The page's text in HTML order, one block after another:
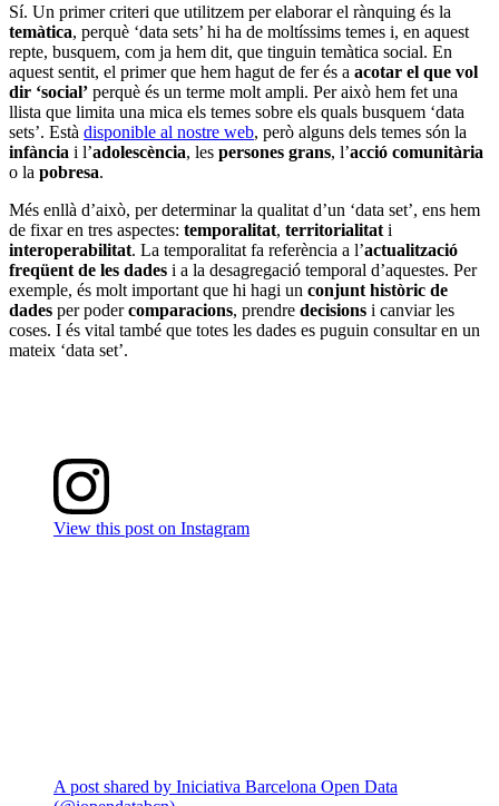
Sí. Un primer criteri que utilitzem per elaborar el rànquing és la
temàtica, perquè ‘data sets’ hi ha de moltíssims temes i, en aquest
repte, busquem, com ja hem dit, que tinguin temàtica social. En
aquest sentit, el primer que hem hagut de fer és a acotar el que vol
dir ‘social’ perquè és un terme molt ampli. Per això hem fet una
llista que limita una mica els temes sobre els quals busquem ‘data
sets’. Està disponible al nostre web, però alguns dels temes són la
infància i l’adolescència, les persones grans, l’acció comunitària
o la pobresa.
Més enllà d’això, per determinar la qualitat d’un ‘data set’, ens hem
de fixar en tres aspectes: temporalitat, territorialitat i
interoperabilitat. La temporalitat fa referència a l’actualització
freqüent de les dades i a la desagregació temporal d’aquestes. Per
exemple, és molt important que hi hagi un conjunt històric de
dades per podercomparacions, prendre decisions i canviar les
coses. I és vital també que totes les dades es puguin consultar en un
mateix ‘data set’.
View this post on Instagram
A post shared by Iniciativa Barcelona Open Data